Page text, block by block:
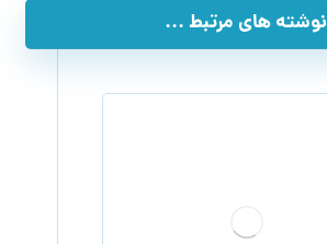
نوشته های مرتبط ...